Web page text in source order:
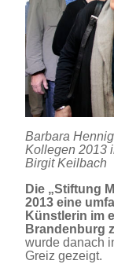
Barbara
Kollegen 2013
Birgit Keilbach
Die „Stiftung
2013 eine
Künstlerin im
Brandenburg
wurde danach
Greiz gezeigt.